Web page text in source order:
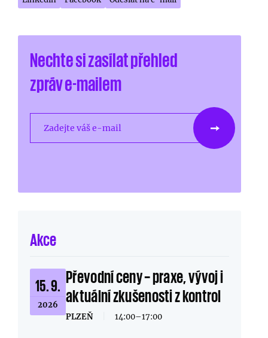
Nechte si zasílat přehled
zpráv e-mailem
Zadejte váš e-mail
Akce
15. 9.
2026
Převodní ceny – praxe, vývoj i
aktuální zkušenosti z kontrol
PLZEŇ 14:00–17:00